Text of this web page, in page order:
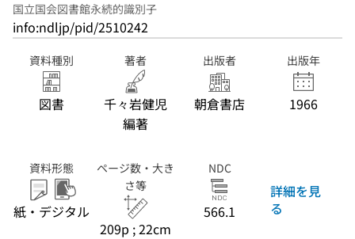
国立国会図書館永続的識別子
info:ndljp/pid/2510242
資料種別
図書
著者
千々岩健児
編著
出版者
朝倉書店
出版年
1966
資料形態
紙・デジタル
ページ数・大き
さ等
209p ; 22cm
NDC
566.1
詳細を見
る